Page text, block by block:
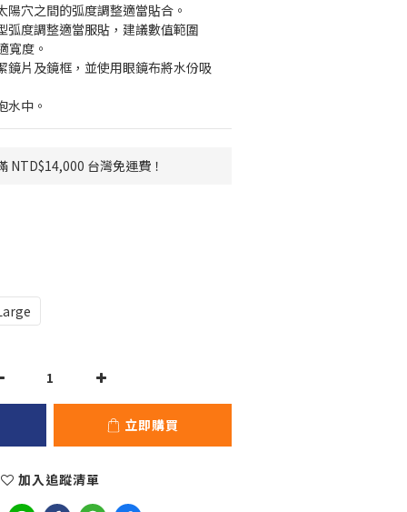
穴之間的弧度調整適當貼合。
度調整適當服貼，建議數值範圍
度。
片及鏡框，並使用眼鏡布將水份吸
中。
NTD$14,000 台灣免運費！
立即購買
加入追蹤清單